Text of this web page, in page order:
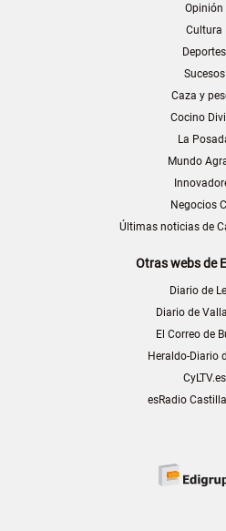
Opinión
Cultura
Deportes
Sucesos
Caza y
Cocino
La
Mundo
Negocios
Últimas noticias de
Otras webs de
Diario de
Diario de
El Correo de
Heraldo-Diario
CyLTV.es
esRadio